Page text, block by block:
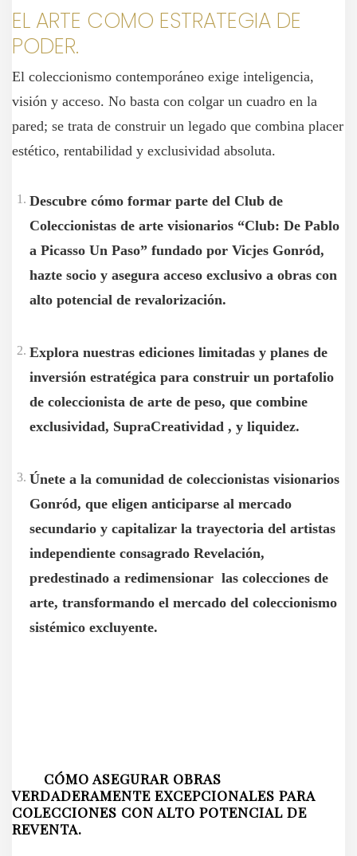
EL ARTE COMO ESTRATEGIA DE
PODER.
El coleccionismo contemporáneo exige inteligencia,
visión y acceso. No basta con colgar un cuadro en la
pared; se trata de construir un legado que combina placer
estético, rentabilidad y exclusividad absoluta.
Descubre cómo formar parte del Club de
Coleccionistas de arte visionarios “Club: De Pablo
a Picasso Un Paso” fundado por Vicjes Gonród,
hazte socio y asegura acceso exclusivo a obras con
alto potencial de revalorización.
Explora nuestras ediciones limitadas y planes de
inversión estratégica para construir un portafolio
de coleccionista de arte de peso, que combine
exclusividad, SupraCreatividad , y liquidez.
Únete a la comunidad de coleccionistas visionarios
Gonród, que eligen anticiparse al mercado
secundario y capitalizar la trayectoria del artistas
independiente consagrado Revelación,
predestinado a redimensionar las colecciones de
arte, transformando el mercado del coleccionismo
sistémico excluyente.
CÓMO ASEGURAR OBRAS
VERDADERAMENTE EXCEPCIONALES PARA
COLECCIONES CON ALTO POTENCIAL DE
REVENTA.